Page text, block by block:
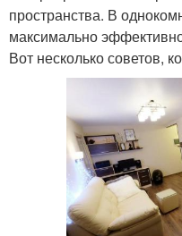
пространства. В
максимально
Вот несколько советов,